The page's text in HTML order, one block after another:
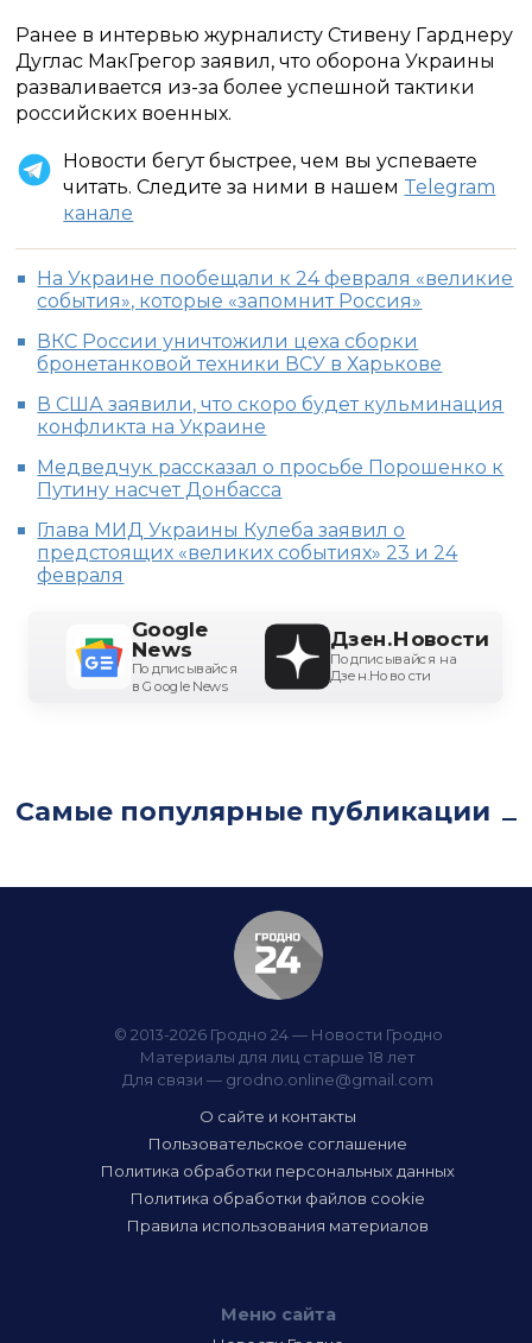
Ранее в интервью журналисту Стивену Гарднеру
Дуглас МакГрегор заявил, что оборона Украины
разваливается из-за более успешной тактики
российских военных.
Новости бегут быстрее, чем вы успеваете
читать. Следите за ними в нашем Telegram
канале
На Украине пообещали к 24 февраля «великие
события», которые «запомнит Россия»
ВКС России уничтожили цеха сборки
бронетанковой техники ВСУ в Харькове
В США заявили, что скоро будет кульминация
конфликта на Украине
Медведчук рассказал о просьбе Порошенко к
Путину насчет Донбасса
Глава МИД Украины Кулеба заявил о
предстоящих «великих событиях» 23 и 24
февраля
Google
News
Подписывайся
в Google News
Дзен.Новости
Подписывайся на
Дзен.Новости
Самые популярные публикации
© 2013-2026 Гродно 24 — Новости Гродно
Материалы для лиц старше 18 лет
Для связи — grodno.online@gmail.com
О сайте и контакты
Пользовательское соглашение
Политика обработки персональных данных
Политика обработки файлов cookie
Правила использования материалов
Меню сайта